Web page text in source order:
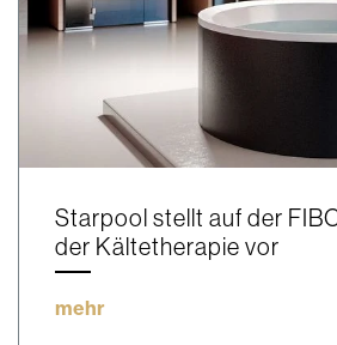
Starpool stellt auf der
der Kältetherapie vor
mehr